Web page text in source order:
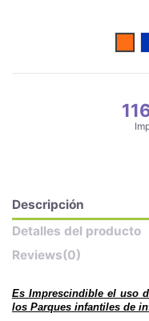
Descripción
Detalles del producto
Reviews(0)
Es Imprescindible el uso
los Parques infantiles de